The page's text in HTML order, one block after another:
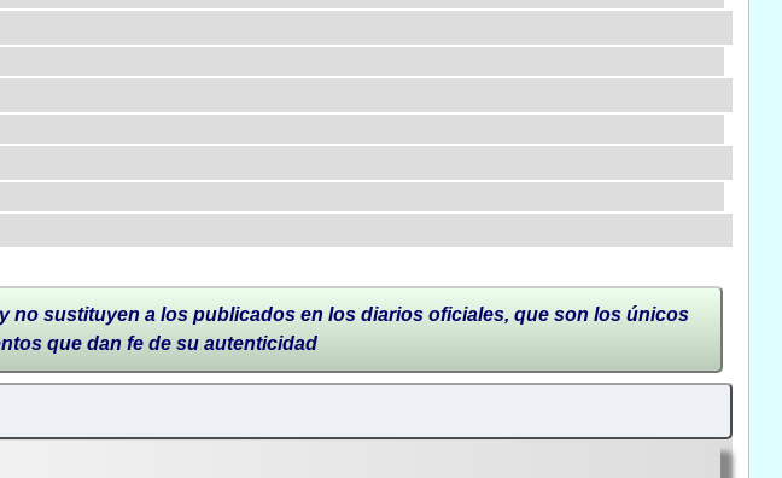
no sustituyen a los publicados en los diarios oficiales, que son los únicos
que dan fe de su autenticidad